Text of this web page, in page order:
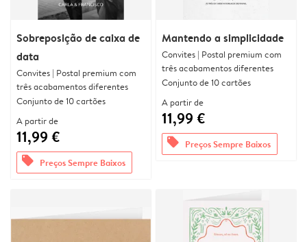
Sobreposição de caixa de
data
Convites | Postal premium com
três acabamentos diferentes
Conjunto de 10 cartões
A partir de
11,99 €
offers Preços Sempre Baixos
Mantendo a simplicidade
Convites | Postal premium com
três acabamentos diferentes
Conjunto de 10 cartões
A partir de
11,99 €
offers Preços Sempre Baixos